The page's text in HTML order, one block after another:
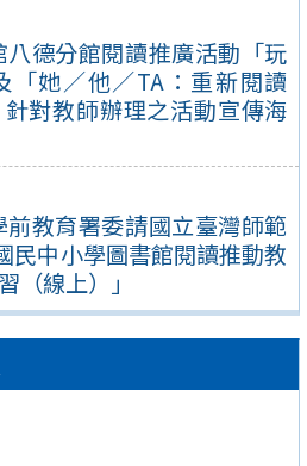
德分館閱讀推廣活動「玩
「她／他／TA：重新閱讀
針對教師辦理之活動宣傳海
教育署委請國立臺灣師範
民中小學圖書館閱讀推動教
線上）」